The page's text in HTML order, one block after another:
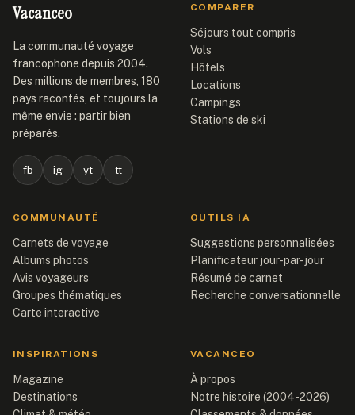
Vacanceo
La communauté voyage
francophone depuis 2004.
Des millions de membres, 180
pays racontés, et toujours la
même envie : partir bien
préparés.
fb ig yt tt
COMPARER
Séjours tout compris
Vols
Hôtels
Locations
Campings
Stations de ski
COMMUNAUTÉ
Carnets de voyage
Albums photos
Avis voyageurs
Groupes thématiques
Carte interactive
OUTILS IA
Suggestions personnalisées
Planificateur jour-par-jour
Résumé de carnet
Recherche conversationnelle
INSPIRATIONS
Magazine
Destinations
VACANCEO
À propos
Notre histoire (2004-2026)